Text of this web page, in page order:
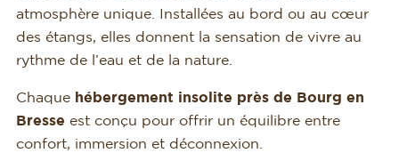
atmosphère unique. Installées au bord ou au cœur
des étangs, elles donnent la sensation de vivre au
rythme de l’eau et de la nature.
Chaque hébergement insolite près de Bourg en
Bresse est conçu pour offrir un équilibre entre
confort, immersion et déconnexion.